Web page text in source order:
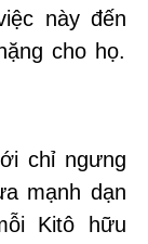
này đến
cho họ.
chỉ ngưng
mạnh dạn
Kitô hữu